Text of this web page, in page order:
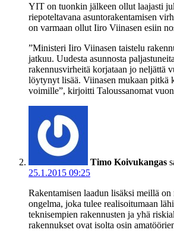
YIT on tuonkin jälkeen ollut laajasti
riepoteltavana asuntorakentamisen
on varmaan ollut Iiro Viinasen esiin
”Ministeri Iiro Viinasen taistelu
jatkuu. Uudesta asunnosta
rakennusvirheitä korjataan jo neljättä
löytynyt lisää. Viinasen mukaan pitkä
voimille”, kirjoitti Taloussanomat
Timo Koivukangas
25.1.2015 09:25
Rakentamisen laadun lisäksi meillä
ongelma, joka tulee realisoitumaan
teknisempien rakennusten ja yhä
rakennukset ovat isolta osin